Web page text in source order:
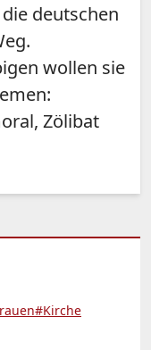
deutschen
wollen sie
Zölibat
#Kirche